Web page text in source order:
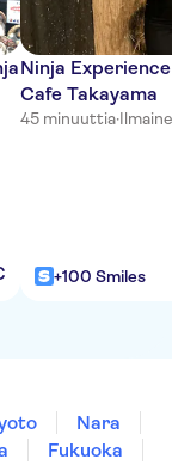
Ninja
Cafe Takayama
45 minuuttia·
+100 Smiles
Nara
Fukuoka